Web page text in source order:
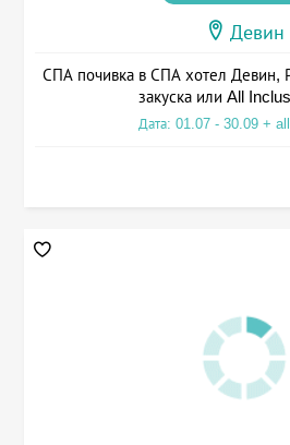
Девин
СПА почивка в СПА хотел Девин,
закуска или All
Дата: 01.07 - 30.09 +